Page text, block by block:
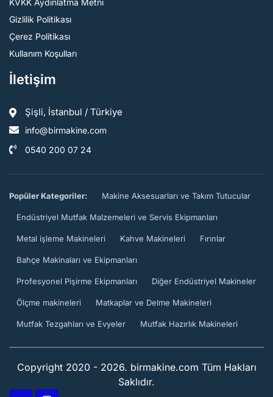
KVKK Aydınlatma Metni
Gizlilik Politikası
Çerez Politikası
Kullanım Koşulları
İletişim
Şişli, İstanbul / Türkiye
info@birmakine.com
0540 200 07 24
Popüler Kategoriler: Makine Aksesuarları ve Takım Tutucular
Endüstriyel Mutfak Malzemeleri ve Servis Ekipmanları
Metal işleme Makineleri Kahve Makineleri Fırınlar
Bahçe Makinaları ve Ekipmanları
Profesyonel Pişirme Ekipmanları Diğer Endüstriyel Makineler
Ölçme makineleri Matkaplar ve Delme Makineleri
Mutfak Tezgahları ve Evyeler Mutfak Hazırlık Makineleri
Copyright 2020 - 2026. birmakine.com Tüm Hakları
Saklıdır.